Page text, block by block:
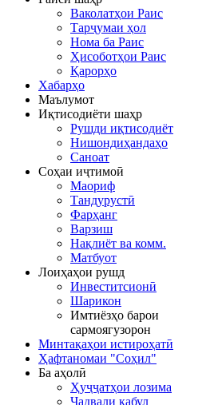
Ваколатҳои Раис
Тарҷумаи ҳол
Нома ба Раис
Ҳисоботҳои Раис
Қарорҳо
Хабарҳо
Маълумот
Иқтисодиёти шаҳр
Рушди иқтисодиёт
Нишондиҳандаҳо
Саноат
Соҳаи иҷтимоӣ
Маориф
Тандурустӣ
Фарҳанг
Варзиш
Нақлиёт ва комм.
Матбуот
Лоиҳаҳои рушд
Инвеститсионӣ
Шарикон
Имтиёзҳо барои
сармоягузорон
Минтақаҳои истироҳатӣ
Ҳафтаномаи "Соҳил"
Ба аҳолӣ
Ҳуҷҷатҳои лозима
Ҷадвали қабул